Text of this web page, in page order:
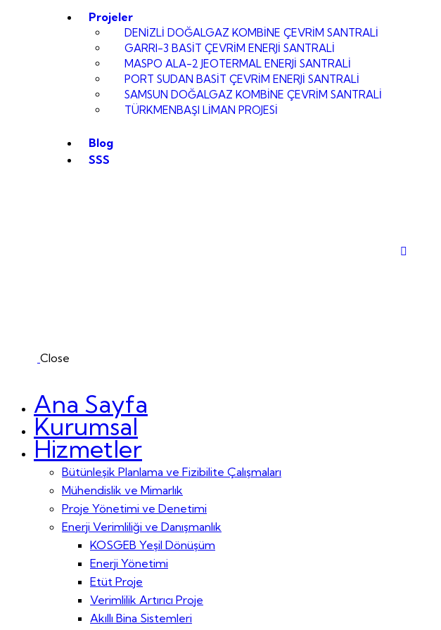
Projeler
DENİZLİ DOĞALGAZ KOMBİNE ÇEVRİM SANTRALİ
GARRI-3 BASİT ÇEVRİM ENERJİ SANTRALİ
MASPO ALA-2 JEOTERMAL ENERJİ SANTRALİ
PORT SUDAN BASİT ÇEVRİM ENERJİ SANTRALİ
SAMSUN DOĞALGAZ KOMBİNE ÇEVRİM SANTRALİ
TÜRKMENBAŞI LİMAN PROJESİ
Blog
SSS
Close
Ana Sayfa
Kurumsal
Hizmetler
Bütünleşik Planlama ve Fizibilite Çalışmaları
Mühendislik ve Mimarlık
Proje Yönetimi ve Denetimi
Enerji Verimliliği ve Danışmanlık
KOSGEB Yeşil Dönüşüm
Enerji Yönetimi
Etüt Proje
Verimlilik Artırıcı Proje
Akıllı Bina Sistemleri